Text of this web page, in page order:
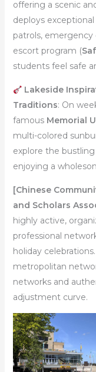
offering a scenic
deploys
patrols, emergency
escort program (
students feel safe
Lakeside
Traditions: On
famous Memorial
multi-colored
explore the
enjoying a
[Chinese
and Scholars
highly active,
professional
holiday
metropolitan
networks and
adjustment curve.